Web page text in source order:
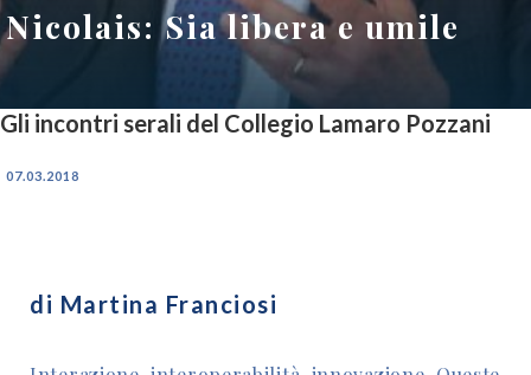
Nicolais: Sia libera e umile
Gli incontri serali del Collegio Lamaro Pozzani
07.03.2018
di Martina Franciosi